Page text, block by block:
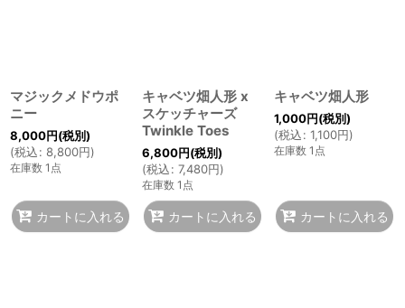
マジックメドウポ
ニー
8,000円(税別)
(税込: 8,800円)
在庫数 1点
カートに入れる
キャベツ畑人形 x
スケッチャーズ
Twinkle Toes
6,800円(税別)
(税込: 7,480円)
在庫数 1点
カートに入れる
キャベツ畑人形
1,000円(税別)
(税込: 1,100円)
在庫数 1点
カートに入れる